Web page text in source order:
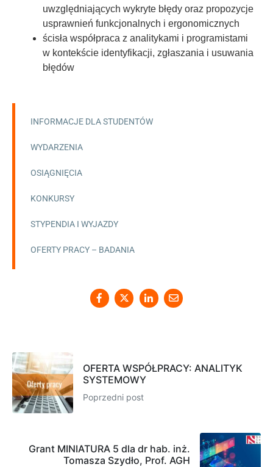
uwzględniających wykryte błędy oraz propozycje
usprawnień funkcjonalnych i ergonomicznych
ścisła współpraca z analitykami i programistami
w kontekście identyfikacji, zgłaszania i usuwania
błędów
INFORMACJE DLA STUDENTÓW
WYDARZENIA
OSIĄGNIĘCIA
KONKURSY
STYPENDIA I WYJAZDY
OFERTY PRACY – BADANIA
OFERTA WSPÓŁPRACY: ANALITYK
SYSTEMOWY
Poprzedni post
Grant MINIATURA 5 dla dr hab. inż.
Tomasza Szydło, Prof. AGH